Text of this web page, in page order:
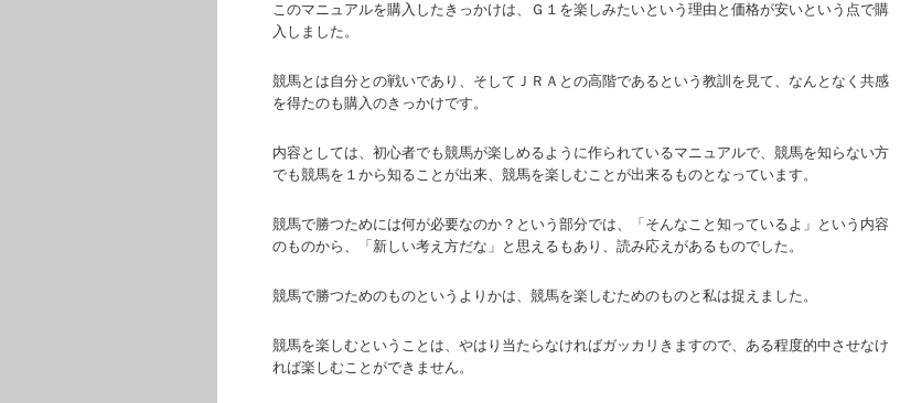
このマニュアルを購入したきっかけは、Ｇ１を楽しみたいという理由と価格が安いという点で購
入しました。
競馬とは自分との戦いであり、そしてＪＲＡとの高階であるという教訓を見て、なんとなく共感
を得たのも購入のきっかけです。
内容としては、初心者でも競馬が楽しめるように作られているマニュアルで、競馬を知らない方
でも競馬を１から知ることが出来、競馬を楽しむことが出来るものとなっています。
競馬で勝つためには何が必要なのか？という部分では、「そんなこと知っているよ」という内容
のものから、「新しい考え方だな」と思えるもあり、読み応えがあるものでした。
競馬で勝つためのものというよりかは、競馬を楽しむためのものと私は捉えました。
競馬を楽しむということは、やはり当たらなければガッカリきますので、ある程度的中させなけ
れば楽しむことができません。